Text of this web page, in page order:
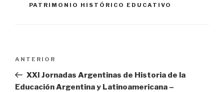
PATRIMONIO HISTÓRICO EDUCATIVO
entradas
Entrada
anterior:
ANTERIOR
XXI Jornadas Argentinas de Historia de la
Educación Argentina y Latinoamericana –